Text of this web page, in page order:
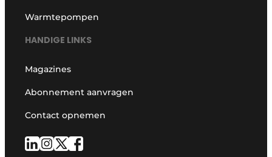
Warmtepompen
HANDIGE LINKS
Magazines
Abonnement aanvragen
Contact opnemen